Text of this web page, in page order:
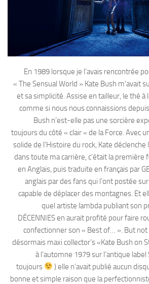
En 1989 lorsque je l’avais rencontrée
« The Sensual World » Kate Bush m’avait
et sa simplicité. Assise en tailleur, le thé à
comme si nous nous connaissions
Bush n’est-elle pas une sorcière
toujours du côté « clair « de la Force. Avec
solide de l’Histoire du rock, Kate déclenche
dans toute ma carrière, c’était la première
en Anglais, puis traduite en français par
anglais par des fans qui l’ont postée
capable de déplacer des montagnes. Et
quel artiste lambda publiant son
DÉCENNIES en aurait profité pour faire
confectionner son « Best of… ». But not
désormais maxi collector’s «Kate Bush on
à l’automne 1979 sur l’antique
toujours
) elle n’avait publié aucun
bonne et simple raison que la